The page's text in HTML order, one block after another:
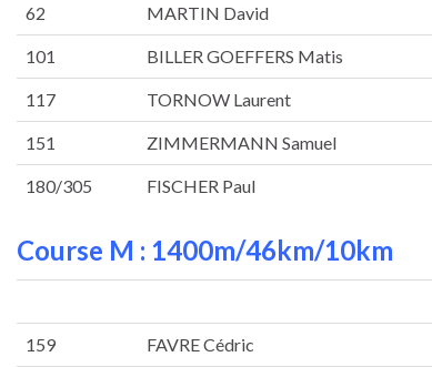
62 MARTIN David
101 BILLER GOEFFERS Matis
117 TORNOW Laurent
151 ZIMMERMANN Samuel
180/305 FISCHER Paul
Course M : 1400m/46km/10km
159 FAVRE Cédric